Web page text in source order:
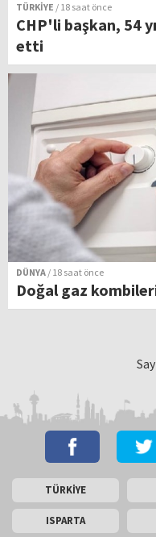
TÜRKİYE / 18 saat önce
CHP'li başkan, 54
etti
DÜNYA / 18 saat önce
Doğal gaz
TÜRKİYE
ISPARTA